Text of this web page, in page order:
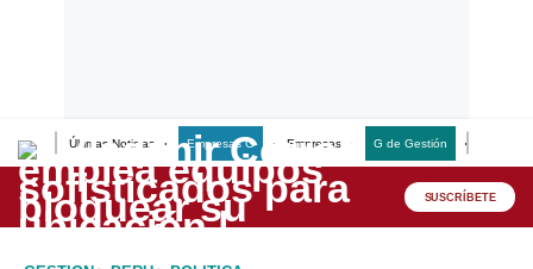
Últimas Noticias Empresas G Empresas G de Gestión
Lo último
Peru Quiosco SUSCRÍBETE